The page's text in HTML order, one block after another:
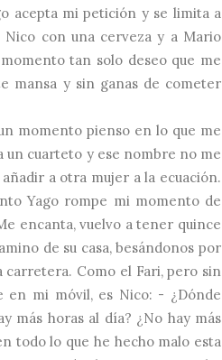
acepta mi petición y se limita a
con una cerveza y a Mario
tan solo deseo que me
mansa y sin ganas de cometer
momento pienso en lo que me
un cuarteto y ese nombre no me
a otra mujer a la ecuación.
Yago rompe mi momento de
encanta, vuelvo a tener quince
de su casa, besándonos por
carretera. Como el Fari, pero sin
en mi móvil, es Nico: - ¿Dónde
más horas al día? ¿No hay más
todo lo que he hecho malo esta